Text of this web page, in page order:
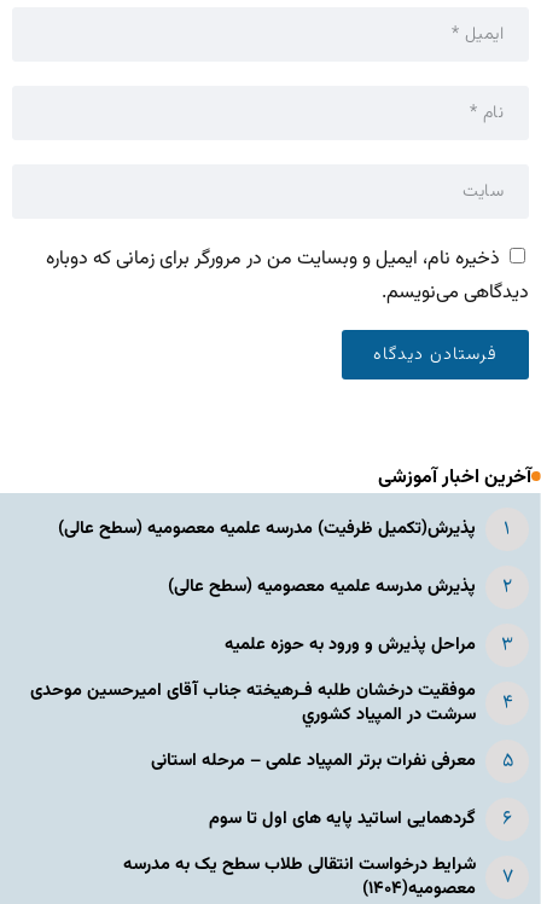
ذخیره نام، ایمیل و وبسایت من در مرورگر برای زمانی که دوباره
دیدگاهی می‌نویسم.
آخرین اخبار آموزشی
پذیرش(تکمیل ظرفیت) مدرسه علمیه معصومیه‌ (سطح عالی)
پذیرش مدرسه علمیه معصومیه‌ (سطح عالی)
مراحل پذیرش و ورود به حوزه علمیه
موفقیت درخشان طلبه فـرهیخته جناب آقای امیرحسین موحدی
سرشت در المپياد كشوري
معرفی نفرات برتر المپیاد علمی – مرحله استانی
گردهمایی اساتید پایه های اول تا سوم
شرایط درخواست انتقالی طلاب سطح یک به مدرسه
معصومیه(۱۴۰۴)